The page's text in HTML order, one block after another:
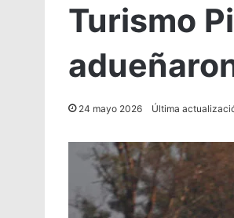
Turismo
24 mayo 2026 Última